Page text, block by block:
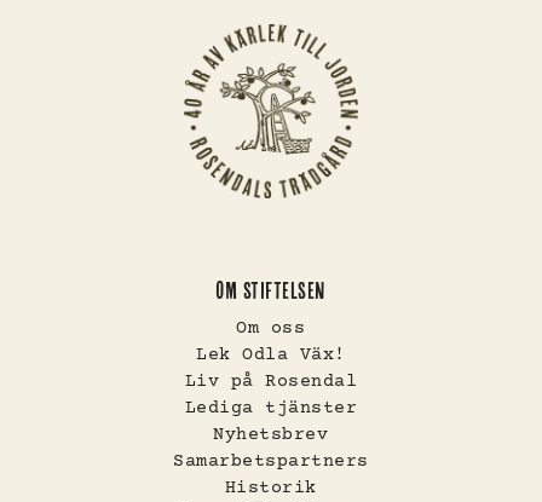
OM STIFTELSEN
Om oss
Lek Odla Väx!
Liv på Rosendal
Lediga tjänster
Nyhetsbrev
Samarbetspartners
Historik